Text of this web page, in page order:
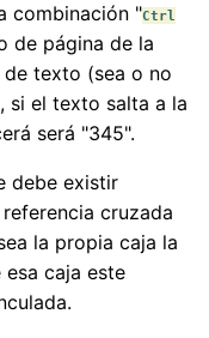
combinación "Ctrl
de página de la
texto (sea o no
si el texto salta a la
será "345".
debe existir
cruzada
la propia caja la
caja este